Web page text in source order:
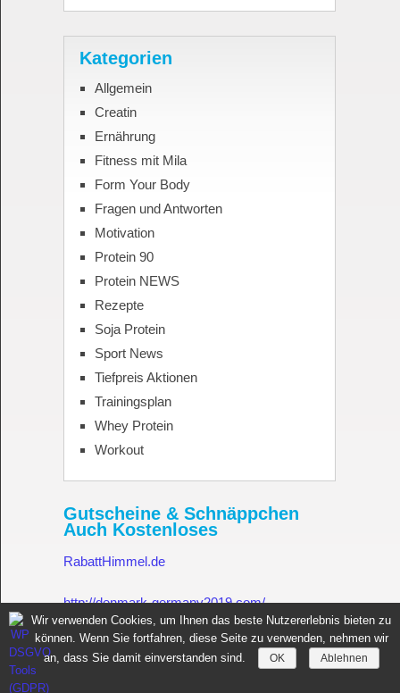
Kategorien
Allgemein
Creatin
Ernährung
Fitness mit Mila
Form Your Body
Fragen und Antworten
Motivation
Protein 90
Protein NEWS
Rezepte
Soja Protein
Sport News
Tiefpreis Aktionen
Trainingsplan
Whey Protein
Workout
Gutscheine & Schnäppchen
Auch Kostenloses
RabattHimmel.de
http://denmark-germany2019.com/
Gutschein.Rabatthimmel.de
Wir verwenden Cookies, um Ihnen das beste Nutzererlebnis bieten zu
können. Wenn Sie fortfahren, diese Seite zu verwenden, nehmen wir
an, dass Sie damit einverstanden sind.
OK Ablehnen